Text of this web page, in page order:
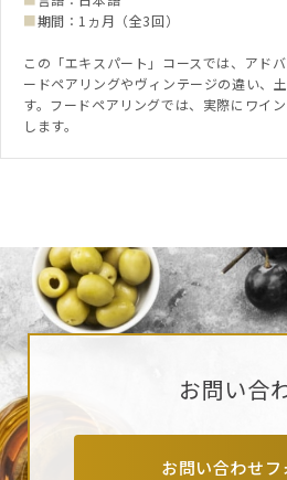
■期間：1ヵ月（全3回）
この「エキスパート」コースでは、アド
ードペアリングやヴィンテージの違い、
す。フードペアリングでは、実際にワイ
します。
お問い合
お問い合わせフ